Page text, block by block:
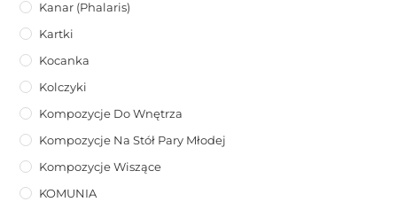
Kanar (phalaris)
Kartki
Kocanka
Kolczyki
Kompozycje Do Wnętrza
Kompozycje Na Stół Pary Młodej
Kompozycje Wiszące
KOMUNIA